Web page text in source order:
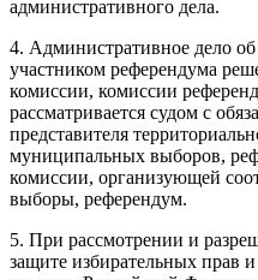
административного дела.
4. Административное дело
участником референдума
комиссии, комиссии
рассматривается судом с
представителя
муниципальных выборов,
комиссии, организующей
выборы, референдум.
5. При рассмотрении и
защите избирательных прав